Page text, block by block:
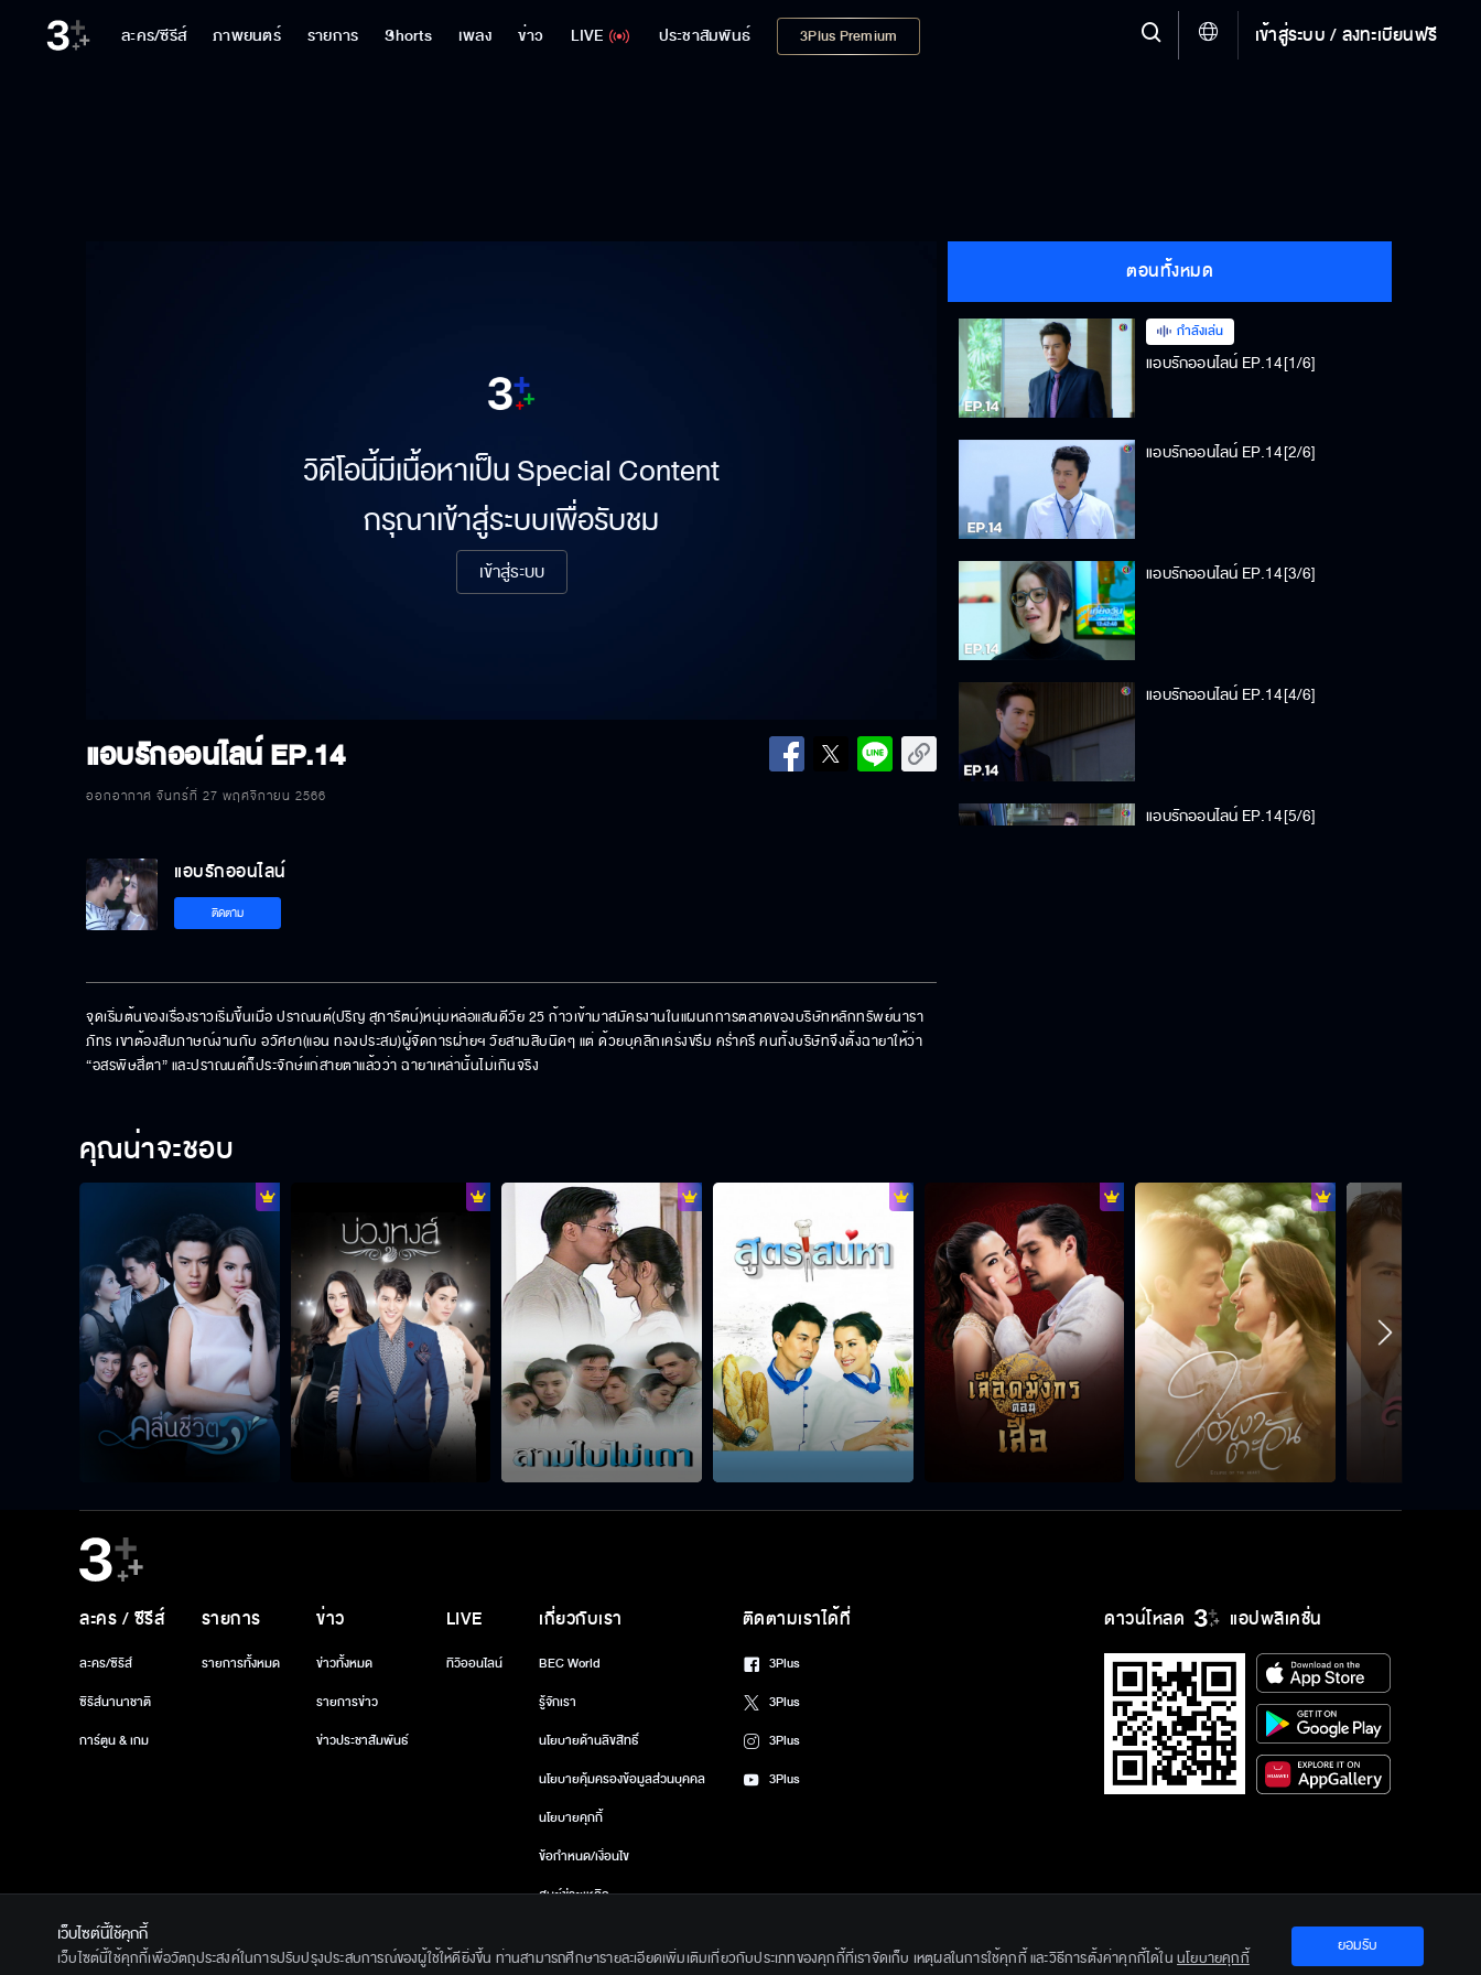
ละคร/ซีรีส์ ภาพยนตร์ รายการ Shorts เพลง ข่าว LIVE ประชาสัมพันธ์ 3Plus Premium เข้าสู่ระบบ / ลงทะเบียนฟรี
วิดีโอนี้มีเนื้อหาเป็น Special Content
กรุณาเข้าสู่ระบบเพื่อรับชม
เข้าสู่ระบบ
แอบรักออนไลน์EP.14
ออกอากาศ จันทร์ที่ 27 พฤศจิกายน 2566
ตอนทั้งหมด
กำลังเล่น
แอบรักออนไลน์ EP.14[1/6]
แอบรักออนไลน์ EP.14[2/6]
แอบรักออนไลน์ EP.14[3/6]
แอบรักออนไลน์ EP.14[4/6]
แอบรักออนไลน์ EP.14[5/6]
แอบรักออนไลน์
ติดตาม
จุดเริ่มต้นของเรื่องราวเริ่มขึ้นเมื่อ ปราณนต์(ปริญ สุภารัตน์)หนุ่มหล่อแสนดีวัย 25 ก้าวเข้ามาสมัครงานในแผนกการตลาดของบริษัทหลักทรัพย์นารา
ภัทร เขาต้องสัมภาษณ์งานกับ อวัศยา(แอน ทองประสม)ผู้จัดการฝ่ายฯ วัยสามสิบนิดๆ แต่ ด้วยบุคลิกเคร่งขรึม คร่ำครึ คนทั้งบริษัทจึงตั้งฉายาให้ว่า
“อสรพิษสี่ตา” และปราณนต์ก็ประจักษ์แก่สายตาแล้วว่า ฉายาเหล่านั้นไม่เกินจริง
คุณน่าจะชอบ
ดาวน์โหลด แอปพลิเคชั่น
ละคร / ซีรีส์
ละคร/ซีรีส์
ซีรีส์นานาชาติ
การ์ตูน & เกม
รายการ
รายการทั้งหมด
ข่าว
ข่าวทั้งหมด
รายการข่าว
ข่าวประชาสัมพันธ์
LIVE
ทีวีออนไลน์
เกี่ยวกับเรา
BEC World
รู้จักเรา
นโยบายด้านลิขสิทธิ์
นโยบายคุ้มครองข้อมูลส่วนบุคคล
นโยบายคุกกี้
ข้อกำหนด/เงื่อนไข
ศูนย์ช่วยเหลือ
ติดตามเราได้ที่
3Plus
3Plus
3Plus
3Plus
© 2020 Bangkok Entertainment Co.,Ltd. All Rights Reserved. Powered by BECi Corporation Ltd.
เว็บไซต์นี้ใช้คุกกี้
เว็บไซต์นี้ใช้คุกกี้เพื่อวัตถุประสงค์ในการปรับปรุงประสบการณ์ของผู้ใช้ให้ดียิ่งขึ้น ท่านสามารถศึกษารายละเอียดเพิ่มเติมเกี่ยวกับประเภทของคุกกี้ที่เราจัดเก็บ เหตุผลในการใช้คุกกี้ และวิธีการตั้งค่าคุกกี้ได้ใน นโยบายคุกกี้
ยอมรับ